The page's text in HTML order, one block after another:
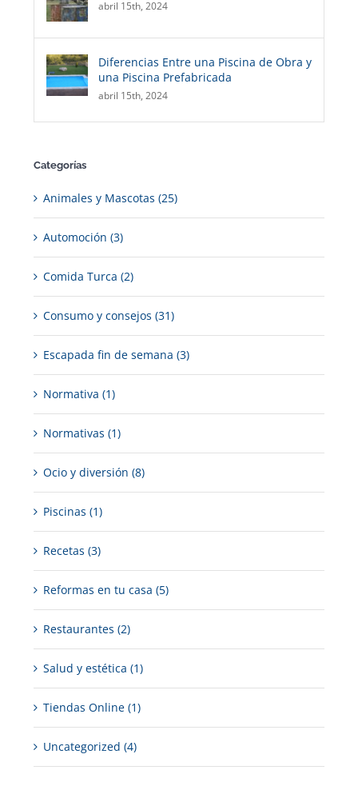
abril 15th, 2024
Diferencias Entre una Piscina de Obra y
una Piscina Prefabricada
abril 15th, 2024
Categorías
Animales y Mascotas (25)
Automoción (3)
Comida Turca (2)
Consumo y consejos (31)
Escapada fin de semana (3)
Normativa (1)
Normativas (1)
Ocio y diversión (8)
Piscinas (1)
Recetas (3)
Reformas en tu casa (5)
Restaurantes (2)
Salud y estética (1)
Tiendas Online (1)
Uncategorized (4)